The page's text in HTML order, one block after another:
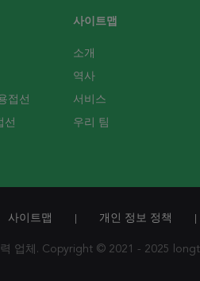
접선
선
사이트맵
소개
역사
서비스
우리 팀
사이트맵 개인 정보 정책
업체. Copyright © 2021 - 2025